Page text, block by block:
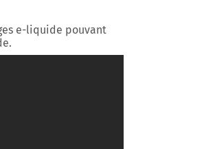
e-liquide pouvant